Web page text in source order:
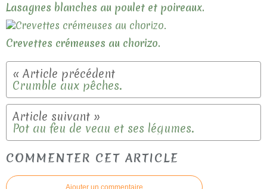
Lasagnes blanches au poulet et poireaux.
Crevettes crémeuses au chorizo.
Crumble aux pêches.
Pot au feu de veau et ses légumes.
COMMENTER CET ARTICLE
Ajouter un commentaire